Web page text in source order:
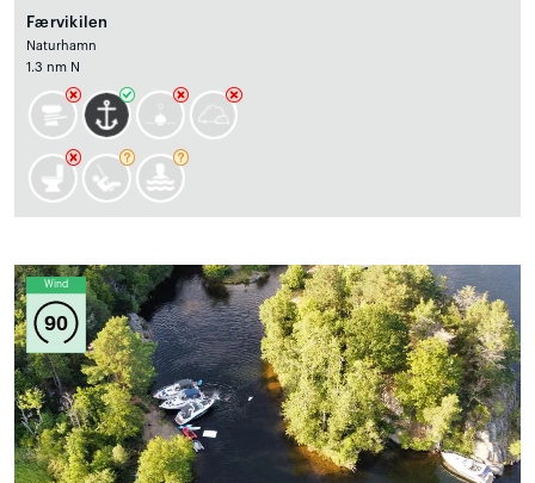
Færvikilen
Naturhamn
1.3 nm N
Wind
90